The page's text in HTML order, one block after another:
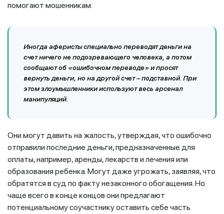
помогают мошенникам.
Иногда аферисты специально переводят деньги на
счет ничего не подозревающего человека, а потом
сообщают об «ошибочном переводе» и просят
вернуть деньги, но на другой счет – подставной. При
этом злоумышленники используют весь арсенал
манипуляций.
Они могут давить на жалость, утверждая, что ошибочно
отправили последние деньги, предназначенные для
оплаты, например, аренды, лекарств и лечения или
образования ребенка. Могут даже угрожать, заявляя, что
обратятся в суд по факту незаконного обогащения. Но
чаще всего в конце концов они предлагают
потенциальному соучастнику оставить себе часть